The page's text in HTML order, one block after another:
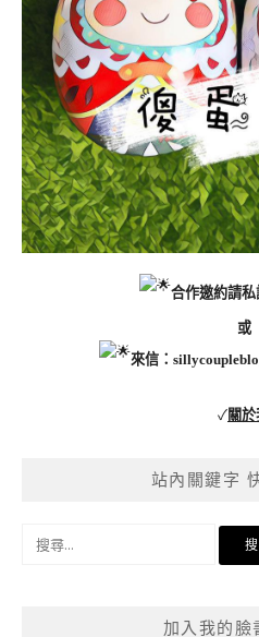
合作邀約請
或
來信：
✓關於
站內關鍵字
加入我的臉